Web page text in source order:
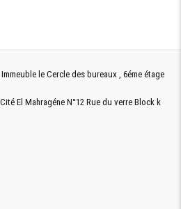
le Cercle des bureaux , 6éme étage
El Mahragéne N°12 Rue du verre Block k